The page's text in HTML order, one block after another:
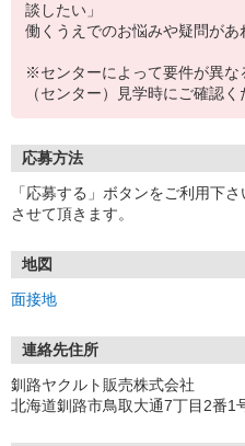
談したい」
働くうえでのお悩みや疑問があ
※センターによって要件が異な
（センター）見学時にご確認く
応募方法
「応募する」ボタンをご利用下
させて頂きます。
地図
面接地
連絡先住所
釧路ヤクルト販売株式会社
北海道釧路市鳥取大通7丁目2番1